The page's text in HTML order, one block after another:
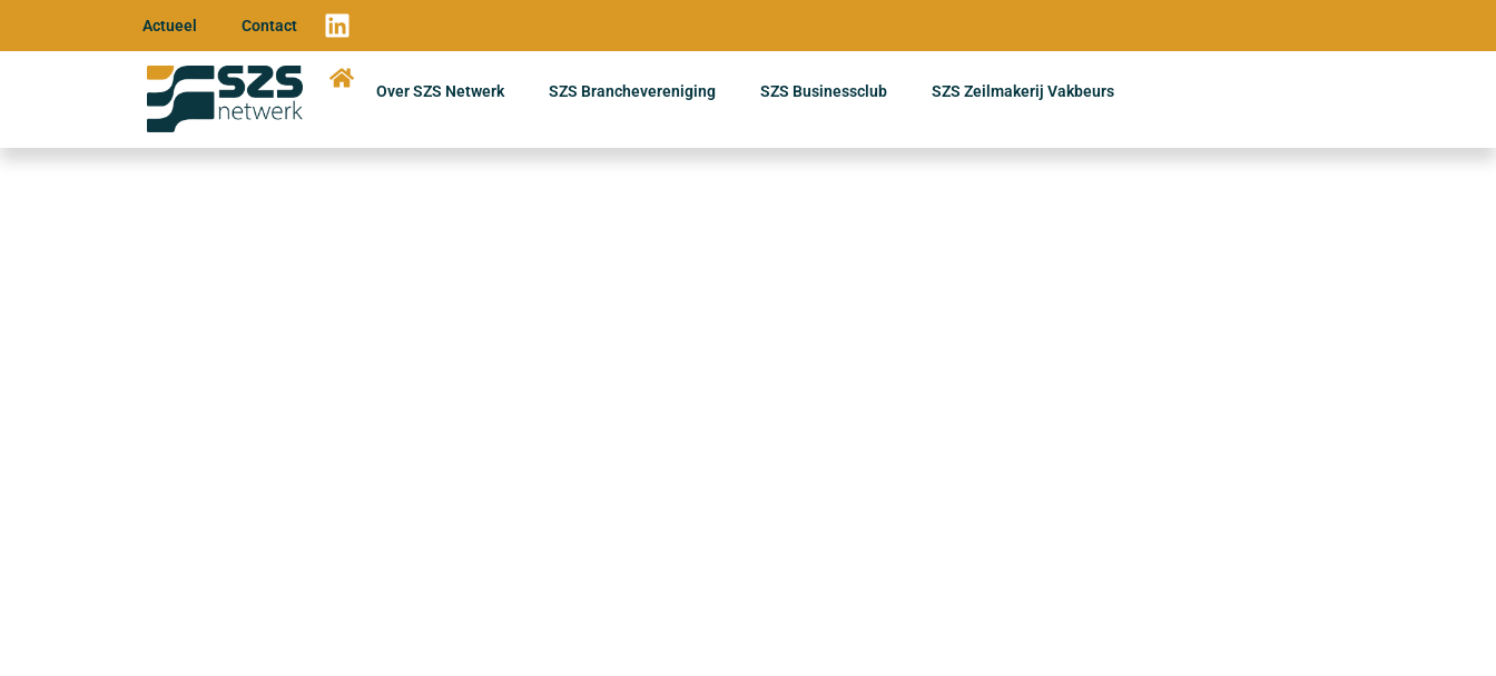
Actueel Contact
Over SZS Netwerk SZS Branchevereniging SZS Businessclub SZS Zeilmakerij Vakbeurs